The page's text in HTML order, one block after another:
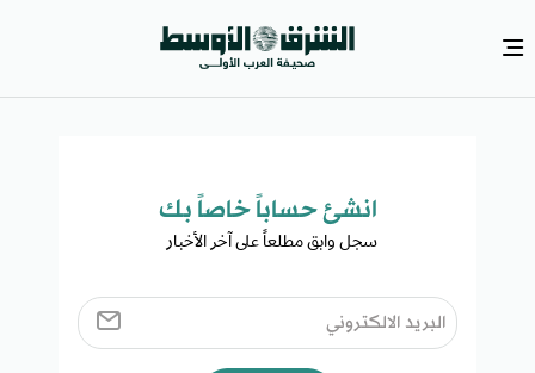
انشئ حساباً خاصاً بك​
سجل وابق مطلعاً على آخر الأخبار ​